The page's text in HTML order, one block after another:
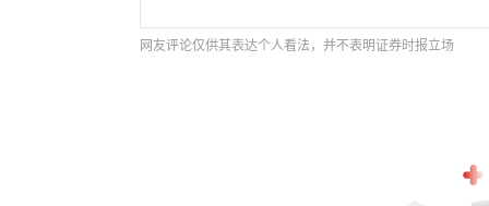
网友评论仅供其表达个人看法，并不表明证券时报立场